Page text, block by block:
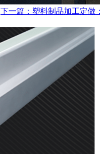
下一篇：塑料制品加工定做